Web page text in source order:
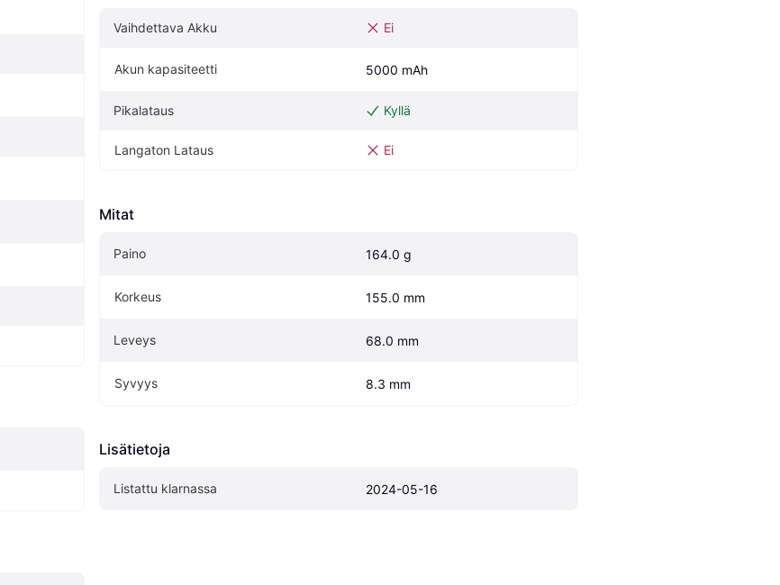
Vaihdettava Akku Ei
Akun kapasiteetti 5000 mAh
Pikalataus Kyllä
Langaton Lataus Ei
Mitat
Paino 164.0 g
Korkeus 155.0 mm
Leveys 68.0 mm
Syvyys 8.3 mm
Lisätietoja
Listattu klarnassa 2024-05-16